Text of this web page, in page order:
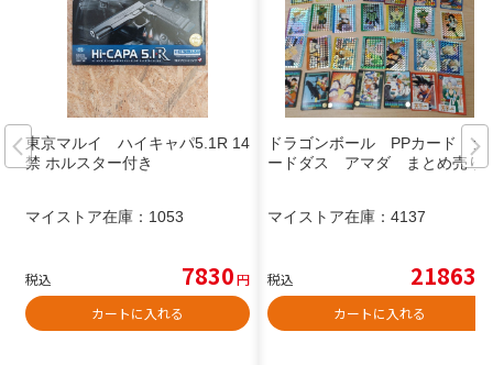
東京マルイ ハイキャパ5.1R 14
禁 ホルスター付き
マイストア在庫： 1053
税込 7830円
カートに入れる
ドラゴンボール PPカード カ
ードダス アマダ まとめ売り
マイストア在庫： 4137
税込 21863
カートに入れる